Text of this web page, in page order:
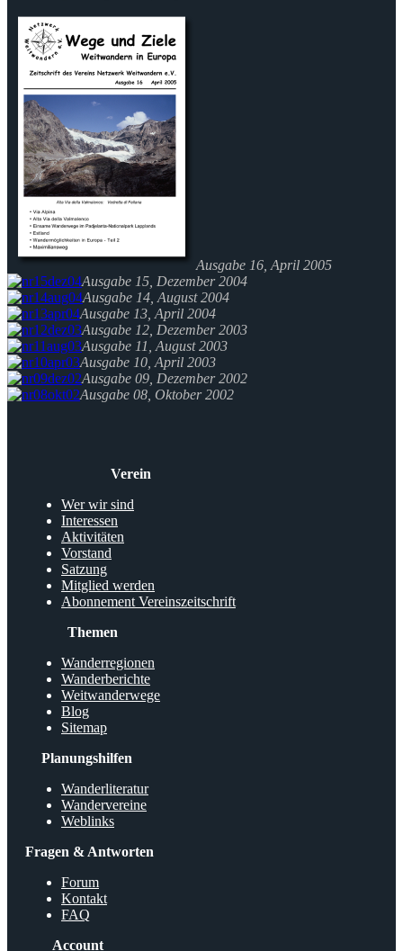
Ausgabe 16, April 2005
Ausgabe 15, Dezember 2004
Ausgabe 14, August 2004
Ausgabe 13, April 2004
Ausgabe 12, Dezember 2003
Ausgabe 11, August 2003
Ausgabe 10, April 2003
Ausgabe 09, Dezember 2002
Ausgabe 08, Oktober 2002
Verein
Wer wir sind
Interessen
Aktivitäten
Vorstand
Satzung
Mitglied werden
Abonnement Vereinszeitschrift
Themen
Wanderregionen
Wanderberichte
Weitwanderwege
Blog
Sitemap
Planungshilfen
Wanderliteratur
Wandervereine
Weblinks
Fragen & Antworten
Forum
Kontakt
FAQ
Account